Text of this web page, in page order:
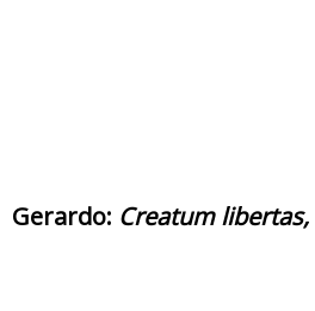
Gerardo: Creatum libertas,